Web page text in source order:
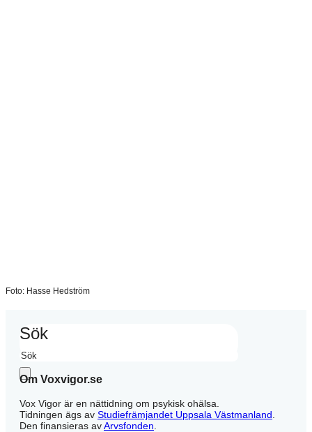
Foto: Hasse Hedström
Sök
Om Voxvigor.se
Vox Vigor är en nättidning om psykisk ohälsa.
Tidningen ägs av Studiefrämjandet Uppsala Västmanland
Den finansieras avArvsfonden